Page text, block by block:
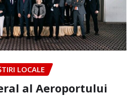
LOCALE
al Aeroportului